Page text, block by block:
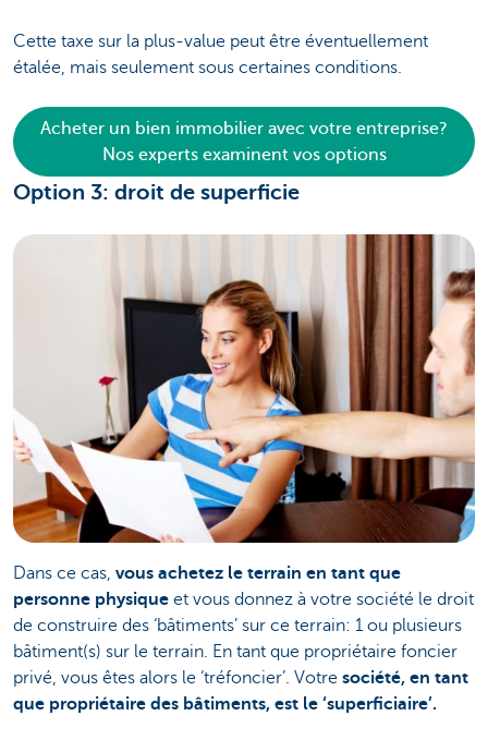
Cette taxe sur la plus-value peut être éventuellement
étalée, mais seulement sous certaines conditions.
Acheter un bien immobilier avec votre entreprise?
Nos experts examinent vos options
Option 3: droit de superficie
Dans ce cas, vous achetez le terrain en tant que
personne physique et vous donnez à votre société le droit
de construire des ‘bâtiments’ sur ce terrain: 1 ou plusieurs
bâtiment(s) sur le terrain. En tant que propriétaire foncier
privé, vous êtes alors le ‘tréfoncier’. Votre société, en tant
que propriétaire des bâtiments, est le ‘superficiaire’.